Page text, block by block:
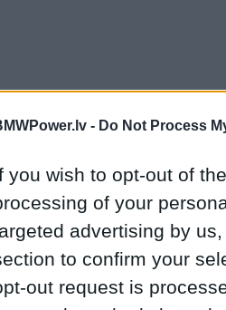
- Do Not Process
you wish to opt-out of
of your
advertising by
to confirm your
out request is